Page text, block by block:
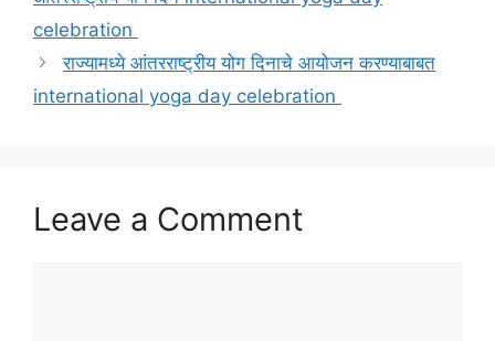
celebration
राज्यामध्ये आंतरराष्ट्रीय योग दिनाचे आयोजन करण्याबाबत
international yoga day celebration
Leave a Comment